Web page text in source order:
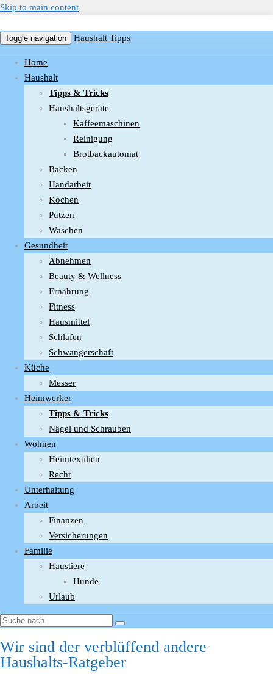
Skip to main content
Toggle navigation Haushalt Tipps
Home
Haushalt
Tipps & Tricks
Haushaltsgeräte
Kaffeemaschinen
Reinigung
Brotbackautomat
Backen
Handarbeit
Kochen
Putzen
Waschen
Gesundheit
Abnehmen
Beauty & Wellness
Ernährung
Fitness
Hausmittel
Schlafen
Schwangerschaft
Küche
Messer
Heimwerker
Tipps & Tricks
Nägel und Schrauben
Wohnen
Heimtextilien
Recht
Unterhaltung
Arbeit
Finanzen
Versicherungen
Familie
Haustiere
Hunde
Urlaub
Wir sind der verblüffend andere
Haushalts-Ratgeber